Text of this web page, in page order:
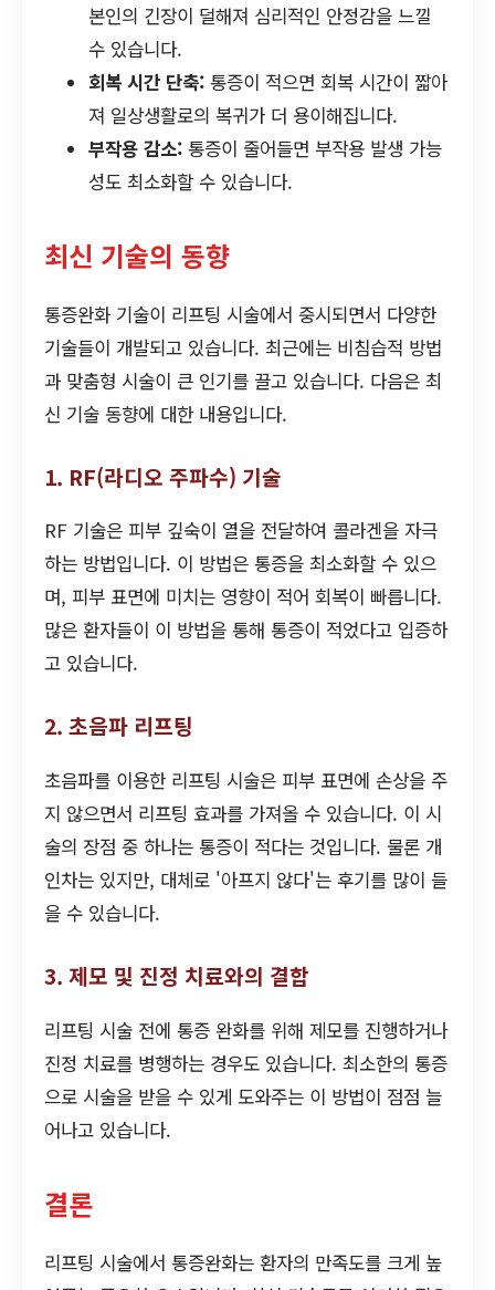
본인의 긴장이 덜해져 심리적인 안정감을 느낄
수 있습니다.
회복 시간 단축: 통증이 적으면 회복 시간이 짧아
져 일상생활로의 복귀가 더 용이해집니다.
부작용 감소: 통증이 줄어들면 부작용 발생 가능
성도 최소화할 수 있습니다.
최신 기술의 동향
통증완화 기술이 리프팅 시술에서 중시되면서 다양한
기술들이 개발되고 있습니다. 최근에는 비침습적 방법
과 맞춤형 시술이 큰 인기를 끌고 있습니다. 다음은 최
신 기술 동향에 대한 내용입니다.
1. RF(라디오 주파수) 기술
RF 기술은 피부 깊숙이 열을 전달하여 콜라겐을 자극
하는 방법입니다. 이 방법은 통증을 최소화할 수 있으
며, 피부 표면에 미치는 영향이 적어 회복이 빠릅니다.
많은 환자들이 이 방법을 통해 통증이 적었다고 입증하
고 있습니다.
2. 초음파 리프팅
초음파를 이용한 리프팅 시술은 피부 표면에 손상을 주
지 않으면서 리프팅 효과를 가져올 수 있습니다. 이 시
술의 장점 중 하나는 통증이 적다는 것입니다. 물론 개
인차는 있지만, 대체로 '아프지 않다'는 후기를 많이 들
을 수 있습니다.
3. 제모 및 진정 치료와의 결합
리프팅 시술 전에 통증 완화를 위해 제모를 진행하거나
진정 치료를 병행하는 경우도 있습니다. 최소한의 통증
으로 시술을 받을 수 있게 도와주는 이 방법이 점점 늘
어나고 있습니다.
결론
리프팅 시술에서 통증완화는 환자의 만족도를 크게 높